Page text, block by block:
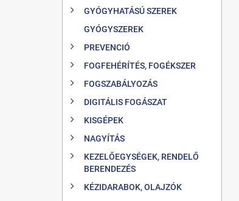
GYÓGYHATÁSÚ SZEREK
GYÓGYSZEREK
PREVENCIÓ
FOGFEHÉRÍTÉS, FOGÉKSZER
FOGSZABÁLYOZÁS
DIGITÁLIS FOGÁSZAT
KISGÉPEK
NAGYÍTÁS
KEZELŐEGYSÉGEK, RENDELŐ
BERENDEZÉS
KÉZIDARABOK, OLAJZÓK